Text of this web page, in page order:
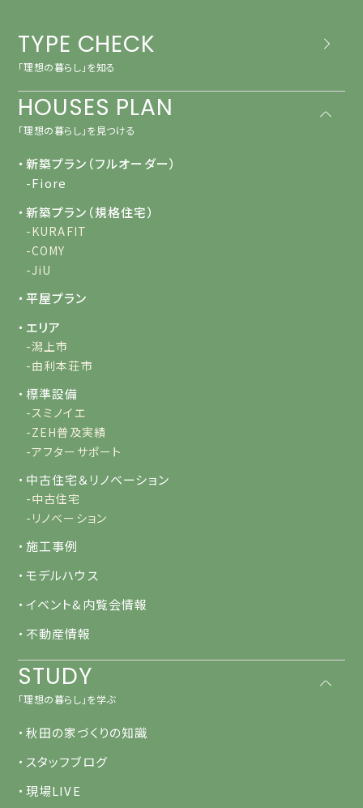
TYPE CHECK
「理想の暮らし」を知る
HOUSES PLAN
「理想の暮らし」を見つける
・新築プラン（フルオーダー）
-Fiore
・新築プラン（規格住宅）
-KURAFIT
-COMY
-JiU
・平屋プラン
・エリア
-潟上市
-由利本荘市
・標準設備
-スミノイエ
-ZEH普及実績
-アフターサポート
・中古住宅＆リノベーション
-中古住宅
-リノベーション
・施工事例
・モデルハウス
・イベント&内覧会情報
・不動産情報
STUDY
「理想の暮らし」を学ぶ
・秋田の家づくりの知識
・スタッフブログ
・現場LIVE